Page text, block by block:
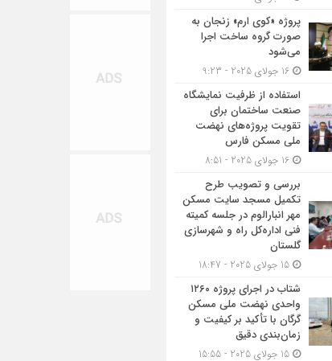
پروژه «کوی ارم» زنجان به
صورت گروه ساخت اجرا
می‌شود
استفاده از ظرفیت نمایشگاه
صنعت ساختمان برای
تقویت پروژه‌های نهضت
ملی مسکن فارس
بررسی و تصویب طرح
تکمیل مسجد سایت مسکن
مهر انبارالوم در جلسه کمیته
فنی اداره‌کل راه و شهرسازی
گلستان
شتاب در اجرای پروژه ۱۲۶۰
واحدی نهضت ملی مسکن
گرگان با تأکید بر کیفیت و
زمان‌بندی دقیق